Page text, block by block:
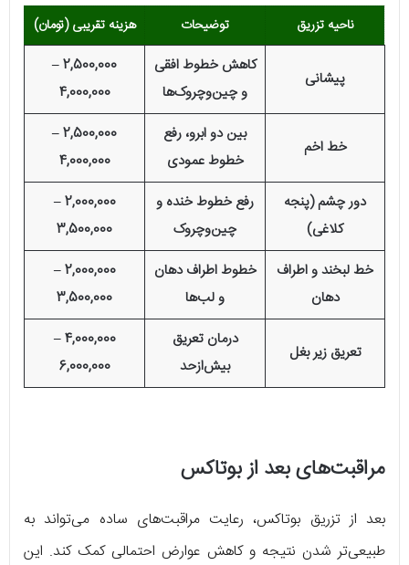
ناحیه تزریق توضیحات هزینه تقریبی (تومان)
پیشانی
کاهش خطوط افقی
و چین‌وچروک‌ها
2,500,000 –
4,000,000
خط اخم
بین دو ابرو، رفع
خطوط عمودی
2,500,000 –
4,000,000
دور چشم (پنجه
کلاغی)
رفع خطوط خنده و
چین‌وچروک
2,000,000 –
3,500,000
خط لبخند و اطراف
دهان
خطوط اطراف دهان
و لب‌ها
2,000,000 –
3,500,000
تعریق زیر بغل
درمان تعریق
بیش‌ازحد
4,000,000 –
6,000,000
مراقبت‌های بعد از بوتاکس
بعد از تزریق بوتاکس، رعایت مراقبت‌های ساده می‌تواند به
طبیعی‌تر شدن نتیجه و کاهش عوارض احتمالی کمک کند. این